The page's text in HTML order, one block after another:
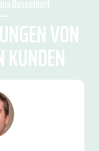
Düsseldorf
VON
KUNDEN